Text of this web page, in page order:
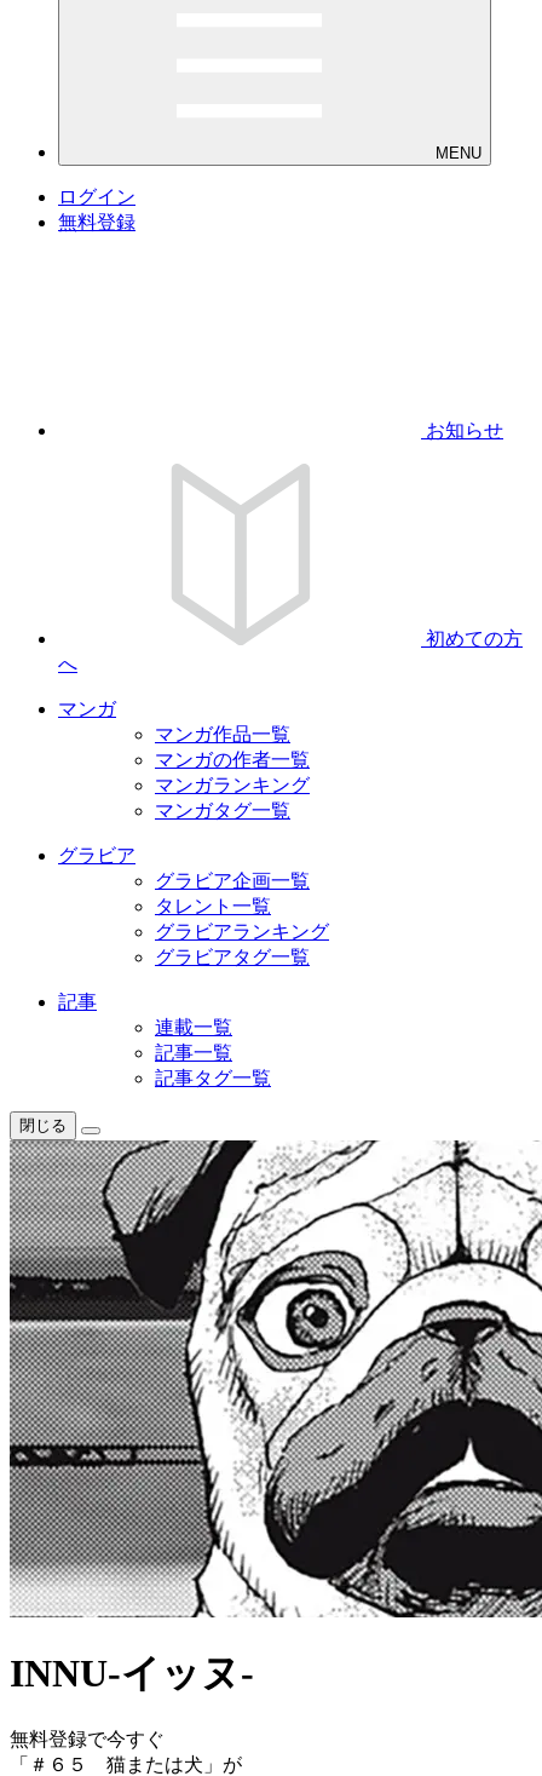
MENU
ログイン
無料登録
お知らせ
初めての方
へ
マンガ
マンガ作品一覧
マンガの作者一覧
マンガランキング
マンガタグ一覧
グラビア
グラビア企画一覧
タレント一覧
グラビアランキング
グラビアタグ一覧
記事
連載一覧
記事一覧
記事タグ一覧
閉じる
INNU-イッヌ-
無料登録で今すぐ
「 ＃６５ 猫または犬 」が